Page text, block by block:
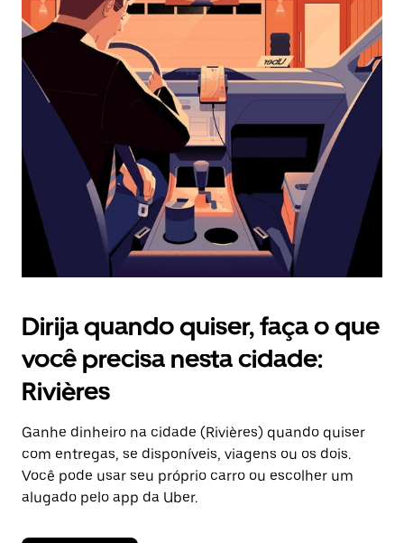
selecionar
uma
data.
Pressione
a
tecla
“ESC”
o
calendário.
Dirija quando quiser, faça o que
você precisa nesta cidade:
Rivières
Ganhe dinheiro na cidade (Rivières) quando quiser
com entregas, se disponíveis, viagens ou os dois.
Você pode usar seu próprio carro ou escolher um
alugado pelo app da Uber.